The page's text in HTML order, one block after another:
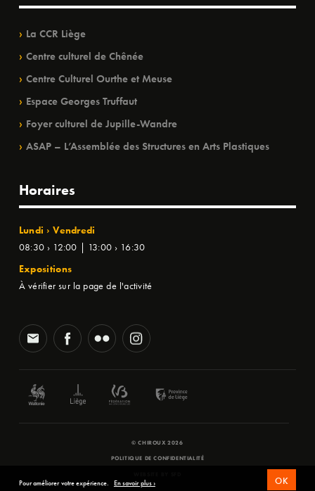
La CCR Liège
Centre culturel de Chênée
Centre Culturel Ourthe et Meuse
Espace Georges Truffaut
Foyer culturel de Jupille-Wandre
ASAP – L’Assemblée des Structures en Arts Plastiques
Horaires
Lundi › Vendredi
08:30 › 12:00 | 13:00 › 16:30
Expositions
À vérifier sur la page de l'activité
© CHIROUX 2026
POLITIQUE DE CONFIDENTIALITÉ
Pour améliorer votre expérience. En savoir plus › OK